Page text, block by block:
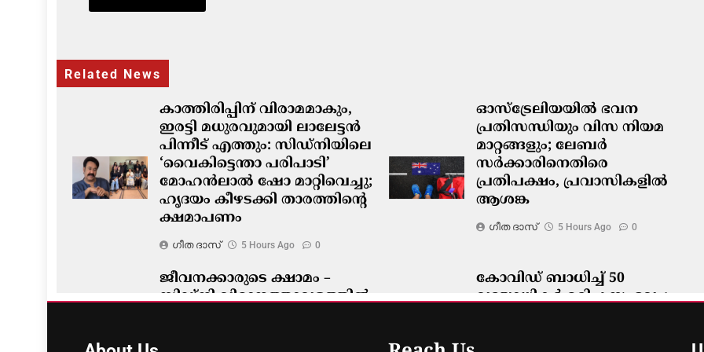
Related News
കാത്തിരിപ്പിന് വിരാമമാകും,
ഇരട്ടി മധുരവുമായി ലാലേട്ടൻ
പിന്നീട് എത്തും: സിഡ്നിയിലെ
‘വൈകിട്ടെന്താ പരിപാടി’
മോഹൻലാൽ ഷോ മാറ്റിവെച്ചു;
ഹൃദയം കീഴടക്കി താരത്തിന്റെ
ക്ഷമാപണം
ഗീത ദാസ്‌ 5 Hours Ago 0
ഓസ്‌ട്രേലിയയിൽ ഭവന
പ്രതിസന്ധിയും വിസ നിയമ
മാറ്റങ്ങളും; ലേബർ
സർക്കാരിനെതിരെ
പ്രതിപക്ഷം, പ്രവാസികളിൽ
ആശങ്ക
ഗീത ദാസ്‌ 5 Hours Ago 0
ജീവനക്കാരുടെ ക്ഷാമം –
സിഡ്നി വിമാനത്താവളത്തിൽ
കോവിഡ് ബാധിച്ച് 50
വയോധികർ മരിച്ച സംഭവം;